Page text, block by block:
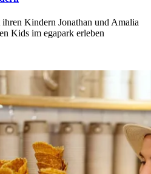
Kindern Jonathan und Amalia
Kids im egapark erleben